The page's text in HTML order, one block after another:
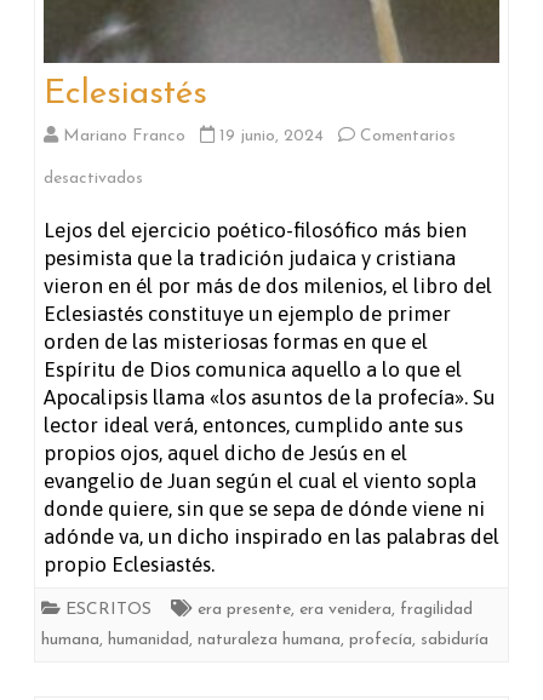
Eclesiastés
Mariano Franco 19 junio, 2024 Comentarios
desactivados
Eclesiastés
Lejos del ejercicio poético-filosófico más bien
pesimista que la tradición judaica y cristiana
vieron en él por más de dos milenios, el libro del
Eclesiastés constituye un ejemplo de primer
orden de las misteriosas formas en que el
Espíritu de Dios comunica aquello a lo que el
Apocalipsis llama «los asuntos de la profecía». Su
lector ideal verá, entonces, cumplido ante sus
propios ojos, aquel dicho de Jesús en el
evangelio de Juan según el cual el viento sopla
donde quiere, sin que se sepa de dónde viene ni
adónde va, un dicho inspirado en las palabras del
propio Eclesiastés.
ESCRITOS era presente, era venidera, fragilidad
humana, humanidad, naturaleza humana, profecía, sabiduría